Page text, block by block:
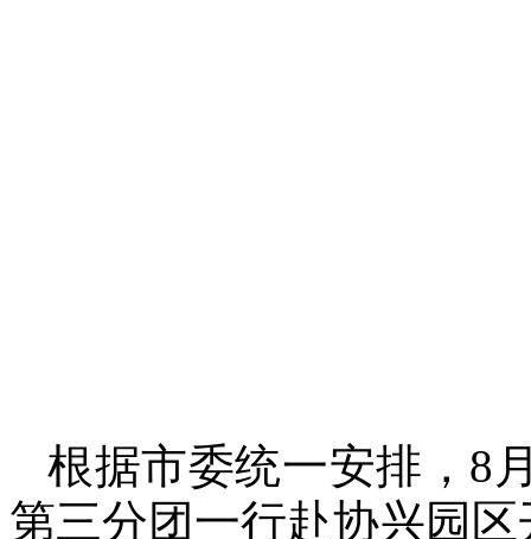
根据市委统一安排，8
第三分团一行赴协兴园